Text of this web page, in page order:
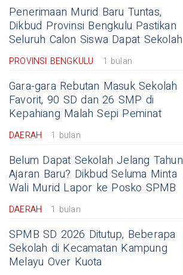
Penerimaan Murid Baru Tuntas,
Dikbud Provinsi Bengkulu Pastikan
Seluruh Calon Siswa Dapat Sekolah
PROVINSI BENGKULU 1 bulan
Gara-gara Rebutan Masuk Sekolah
Favorit, 90 SD dan 26 SMP di
Kepahiang Malah Sepi Peminat
DAERAH 1 bulan
Belum Dapat Sekolah Jelang Tahun
Ajaran Baru? Dikbud Seluma Minta
Wali Murid Lapor ke Posko SPMB
DAERAH 1 bulan
SPMB SD 2026 Ditutup, Beberapa
Sekolah di Kecamatan Kampung
Melayu Over Kuota